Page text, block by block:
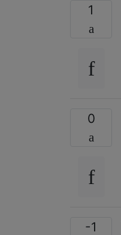
1
0
-1